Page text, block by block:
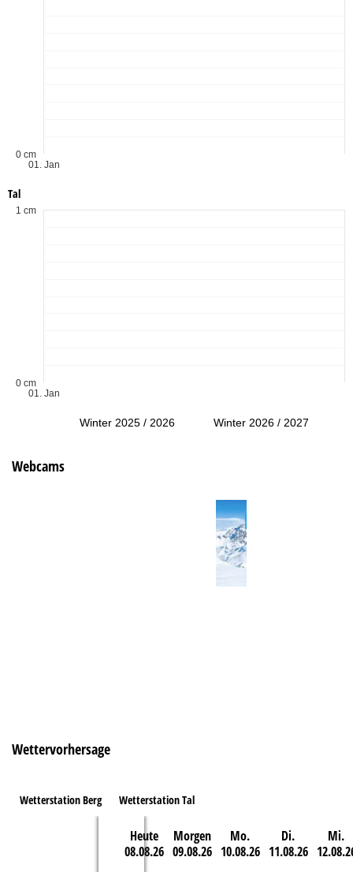
01. Jan
0 cm
Tal
01. Jan
0 cm
1 cm
Winter 2025 / 2026 Winter 2026 / 2027
Webcams
Wettervorhersage
Wetterstation Berg Wetterstation Tal
Heute
08.08.26
Morgen
09.08.26
Mo.
10.08.26
Di.
11.08.26
Mi.